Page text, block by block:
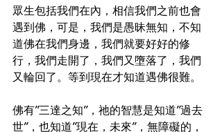
眾生包括我們在內，相信我們之前也會
遇到佛，可是，我們是愚昧無知，不知
道佛在我們身邊，我們就要好好的修
行，我們走開了，我們又墮落了，我們
又輪回了。等到現在才知道遇佛很難。
佛有”三達之知”，祂的智慧是知道”過去
世”，也知道”現在，未來”，無障礙的，